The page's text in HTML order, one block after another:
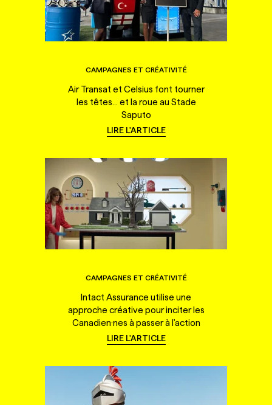
CAMPAGNES ET CRÉATIVITÉ
Air Transat et Celsius font tourner
les têtes... et la roue au Stade
Saputo
LIRE L'ARTICLE
CAMPAGNES ET CRÉATIVITÉ
Intact Assurance utilise une
approche créative pour inciter les
Canadien·nes à passer à l'action
LIRE L'ARTICLE